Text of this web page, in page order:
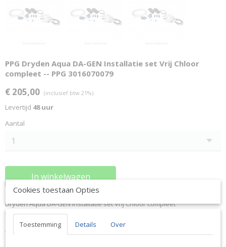
PPG Dryden Aqua DA-GEN Installatie set Vrij Chloor
compleet -- PPG 3016070079
€ 205,00 (inclusief btw 21%)
Levertijd 48 uur
Aantal
In winkelwagen
Dryden Aqua DA-GEN Installatie set Vrij Chloor compleet
PPG 3016070079
VRAAG NU UW KORTINGKLIK HIER-DISCOUNT CLIQUEZ
Cookies toestaan Opties
Toestemming Details Over